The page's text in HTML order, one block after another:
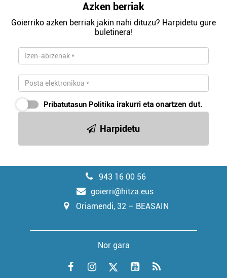
Azken berriak
Goierriko azken berriak jakin nahi dituzu? Harpidetu gure
buletinera!
Pribatutasun Politika irakurri eta onartzen dut.
Harpidetu
943 16 00 56
goierri@hitza.eus
Oriamendi, 32 – BEASAIN
Nor gara